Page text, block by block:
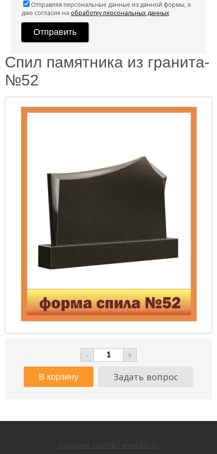
Отправляя персональные данные из данной формы, я
даю согласие на обработку персональных данных
Спил памятника из гранита-
№52
-
+
Задать вопрос
Создание сайтов - www.63s.ru